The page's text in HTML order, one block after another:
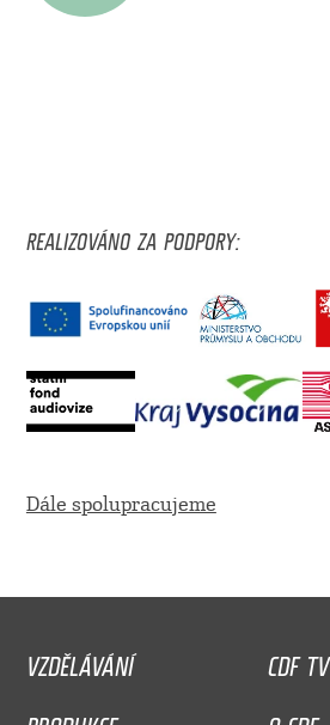
REALIZOVÁNO ZA PODPORY:
Dále spolupracujeme
VZDĚLÁVÁNÍ
CDF TV